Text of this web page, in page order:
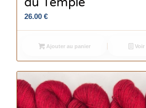
26.00 €
Ajouter au panier Voir